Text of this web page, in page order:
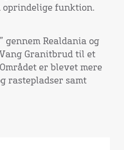
oprindelige funktion.
gennem Realdania og
Granitbrud til et
er blevet mere
rastepladser samt